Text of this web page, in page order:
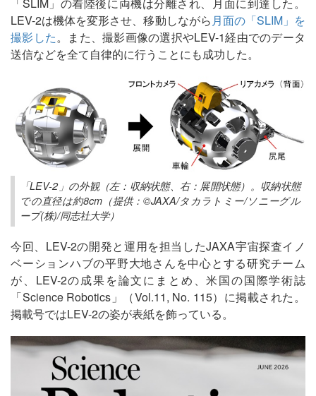
LEV-2は機体を変形させ、移動しながら月面の「SLIM」を
撮影した。また、撮影画像の選択やLEV-1経由でのデータ
送信などを全て自律的に行うことにも成功した。
「LEV-2」の外観（左：収納状態、右：展開状態）。収納状態
での直径は約8cm（提供：©JAXA/タカラトミー/ソニーグル
ープ(株)/同志社大学）
今回、LEV-2の開発と運用を担当したJAXA宇宙探査イノ
ベーションハブの平野大地さんを中心とする研究チーム
が、LEV-2の成果を論文にまとめ、米国の国際学術誌
「Science Robotics」（Vol.11, No. 115）に掲載された。
掲載号ではLEV-2の姿が表紙を飾っている。